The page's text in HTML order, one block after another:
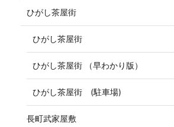
ひがし茶屋街
ひがし茶屋街
ひがし茶屋街 （早わかり版）
ひがし茶屋街 (駐車場)
長町武家屋敷